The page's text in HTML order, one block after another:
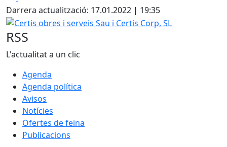
Darrera actualització: 17.01.2022 | 19:35
Certis obres i serveis Sau i Certis Corp, SL
RSS
L'actualitat a un clic
Agenda
Agenda política
Avisos
Notícies
Ofertes de feina
Publicacions